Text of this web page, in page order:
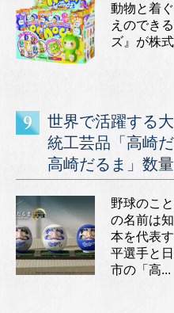
動物と着
えのでき
ズ』が株
世界で活躍する
統工芸品「高崎
高崎だるま」数
野球のこ
の名前は
本を代表
平選手と
市の「高...